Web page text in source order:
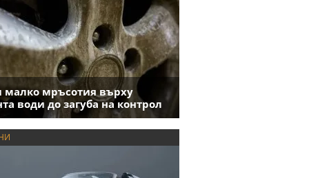
малко мръсотия върху
води до загуба на контрол